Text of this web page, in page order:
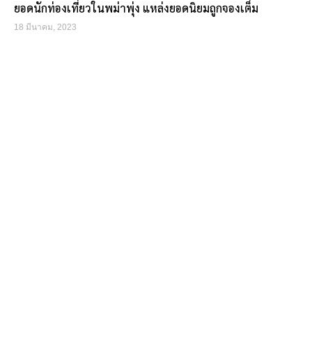
ยอดนักท่องเที่ยวในพม่าพุ่ง แหล่งยอดนิยมถูกจองเต็ม
18 มีนาคม, 2023